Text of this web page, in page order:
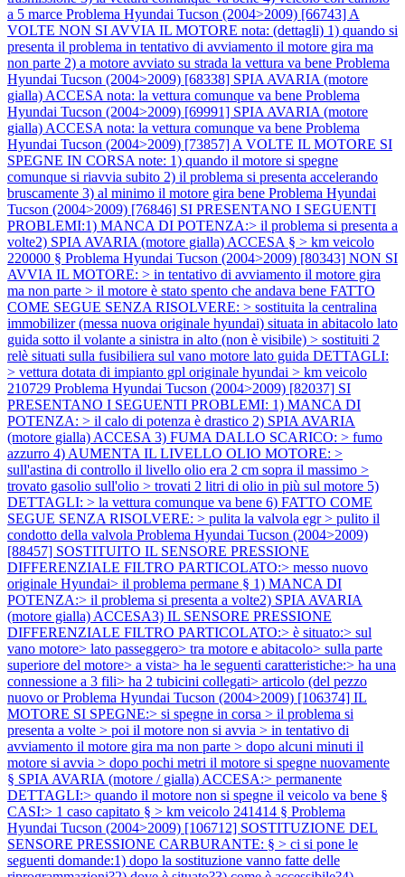
a 5 marce Problema Hyundai Tucson (2004>2009) [66743] A
VOLTE NON SI AVVIA IL MOTORE nota: (dettagli) 1) quando si
presenta il problema in tentativo di avviamento il motore gira ma
non parte 2) a motore avviato su strada la vettura va bene Problema
Hyundai Tucson (2004>2009) [68338] SPIA AVARIA (motore
gialla) ACCESA nota: la vettura comunque va bene Problema
Hyundai Tucson (2004>2009) [69991] SPIA AVARIA (motore
gialla) ACCESA nota: la vettura comunque va bene Problema
Hyundai Tucson (2004>2009) [73857] A VOLTE IL MOTORE SI
SPEGNE IN CORSA note: 1) quando il motore si spegne
comunque si riavvia subito 2) il problema si presenta accelerando
bruscamente 3) al minimo il motore gira bene Problema Hyundai
Tucson (2004>2009) [76846] SI PRESENTANO I SEGUENTI
PROBLEMI:1) MANCA DI POTENZA:> il problema si presenta a
volte2) SPIA AVARIA (motore gialla) ACCESA § > km veicolo
220000 § Problema Hyundai Tucson (2004>2009) [80343] NON SI
AVVIA IL MOTORE: > in tentativo di avviamento il motore gira
ma non parte > il motore è stato spento che andava bene FATTO
COME SEGUE SENZA RISOLVERE: > sostituita la centralina
immobilizer (messa nuova originale hyundai) situata in abitacolo lato
guida sotto il volante a sinistra in alto (non è visibile) > sostituiti 2
relè situati sulla fusibiliera sul vano motore lato guida DETTAGLI:
> vettura dotata di impianto gpl originale hyundai > km veicolo
210729 Problema Hyundai Tucson (2004>2009) [82037] SI
PRESENTANO I SEGUENTI PROBLEMI: 1) MANCA DI
POTENZA: > il calo di potenza è drastico 2) SPIA AVARIA
(motore gialla) ACCESA 3) FUMA DALLO SCARICO: > fumo
azzurro 4) AUMENTA IL LIVELLO OLIO MOTORE: >
sull'astina di controllo il livello olio era 2 cm sopra il massimo >
trovato gasolio sull'olio > trovati 2 litri di olio in più sul motore 5)
DETTAGLI: > la vettura comunque va bene 6) FATTO COME
SEGUE SENZA RISOLVERE: > pulita la valvola egr > pulito il
condotto della valvola Problema Hyundai Tucson (2004>2009)
[88457] SOSTITUITO IL SENSORE PRESSIONE
DIFFERENZIALE FILTRO PARTICOLATO:> messo nuovo
originale Hyundai> il problema permane § 1) MANCA DI
POTENZA:> il problema si presenta a volte2) SPIA AVARIA
(motore gialla) ACCESA3) IL SENSORE PRESSIONE
DIFFERENZIALE FILTRO PARTICOLATO:> è situato:> sul
vano motore> lato passeggero> tra motore e abitacolo> sulla parte
superiore del motore> a vista> ha le seguenti caratteristiche:> ha una
connessione a 3 fili> ha 2 tubicini collegati> articolo (del pezzo
nuovo orProblema Hyundai Tucson (2004>2009) [106374] IL
MOTORE SI SPEGNE:> si spegne in corsa > il problema si
presenta a volte > poi il motore non si avvia > in tentativo di
avviamento il motore gira ma non parte > dopo alcuni minuti il
motore si avvia > dopo pochi metri il motore si spegne nuovamente
§ SPIA AVARIA (motore / gialla) ACCESA:> permanente
DETTAGLI:> quando il motore non si spegne il veicolo va bene §
CASI:> 1 caso capitato § > km veicolo 241414 § Problema
Hyundai Tucson (2004>2009) [106712] SOSTITUZIONE DEL
SENSORE PRESSIONE CARBURANTE: § > ci si pone le
seguenti domande:1) dopo la sostituzione vanno fatte delle